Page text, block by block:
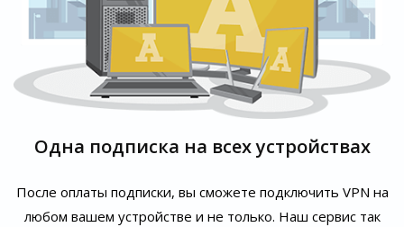
Одна подписка на всех устройствах
После оплаты подписки, вы сможете подключить VPN на
любом вашем устройстве и не только. Наш сервис так